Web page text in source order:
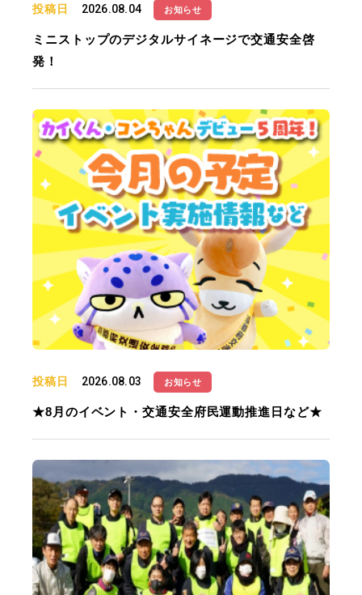
投稿日 2026.08.04 お知らせ
ミニストップのデジタルサイネージで交通安全啓
発！
投稿日 2026.08.03 お知らせ
★8月のイベント・交通安全府民運動推進日など★